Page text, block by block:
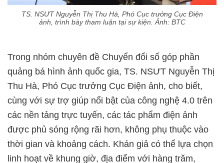
TS. NSƯT Nguyễn Thị Thu Hà, Phó Cục trưởng Cục Điện
ảnh, trình bày tham luận tại sự kiện. Ảnh: BTC
Trong nhóm chuyên đề Chuyển đổi số góp phần
quảng bá hình ảnh quốc gia, TS. NSƯT Nguyễn Thị
Thu Hà, Phó Cục trưởng Cục Điện ảnh, cho biết,
cùng với sự trợ giúp nổi bật của công nghệ 4.0 trên
các nền tảng trực tuyến, các tác phẩm điện ảnh
được phủ sóng rộng rãi hơn, không phụ thuộc vào
thời gian và khoảng cách. Khán giả có thể lựa chọn
linh hoạt về khung giờ, địa điểm với hàng trăm,